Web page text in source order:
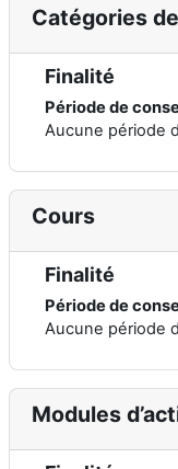
Catégories
Finalité
Période de
Aucune période
Cours
Finalité
Période de
Aucune période
Modules